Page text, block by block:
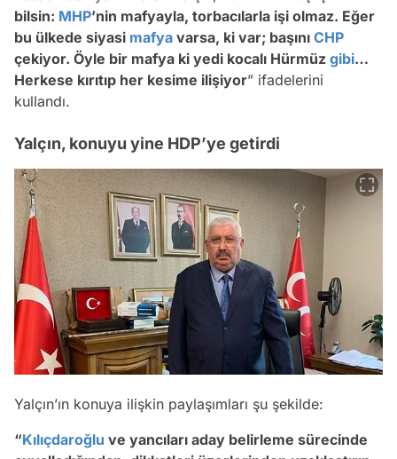
bilsin: MHP’nin mafyayla, torbacılarla işi olmaz. Eğer
bu ülkede siyasi mafya varsa, ki var; başını CHP
çekiyor. Öyle bir mafya ki yedi kocalı Hürmüz gibi…
Herkese kırıtıp her kesime ilişiyor” ifadelerini
kullandı.
Yalçın, konuyu yine HDP’ye getirdi
Yalçın’ın konuya ilişkin paylaşımları şu şekilde:
“Kılıçdaroğlu ve yancıları aday belirleme sürecinde